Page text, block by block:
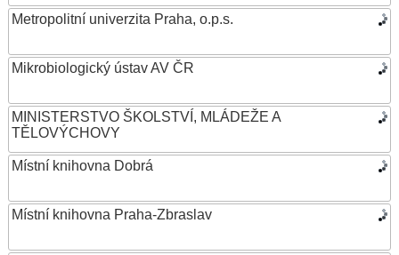
Metropolitní univerzita Praha, o.p.s.
Mikrobiologický ústav AV ČR
MINISTERSTVO ŠKOLSTVÍ, MLÁDEŽE A
TĚLOVÝCHOVY
Místní knihovna Dobrá
Místní knihovna Praha-Zbraslav